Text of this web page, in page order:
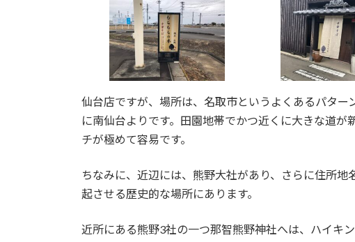
仙台店ですが、場所は、名取市というよくあるパタ
に南仙台よりです。田園地帯でかつ近くに大きな道
チが極めて容易です。
ちなみに、近辺には、熊野大社があり、さらに住所
起させる歴史的な場所にあります。
近所にある熊野3社の一つ那智熊野神社へは、ハイキ